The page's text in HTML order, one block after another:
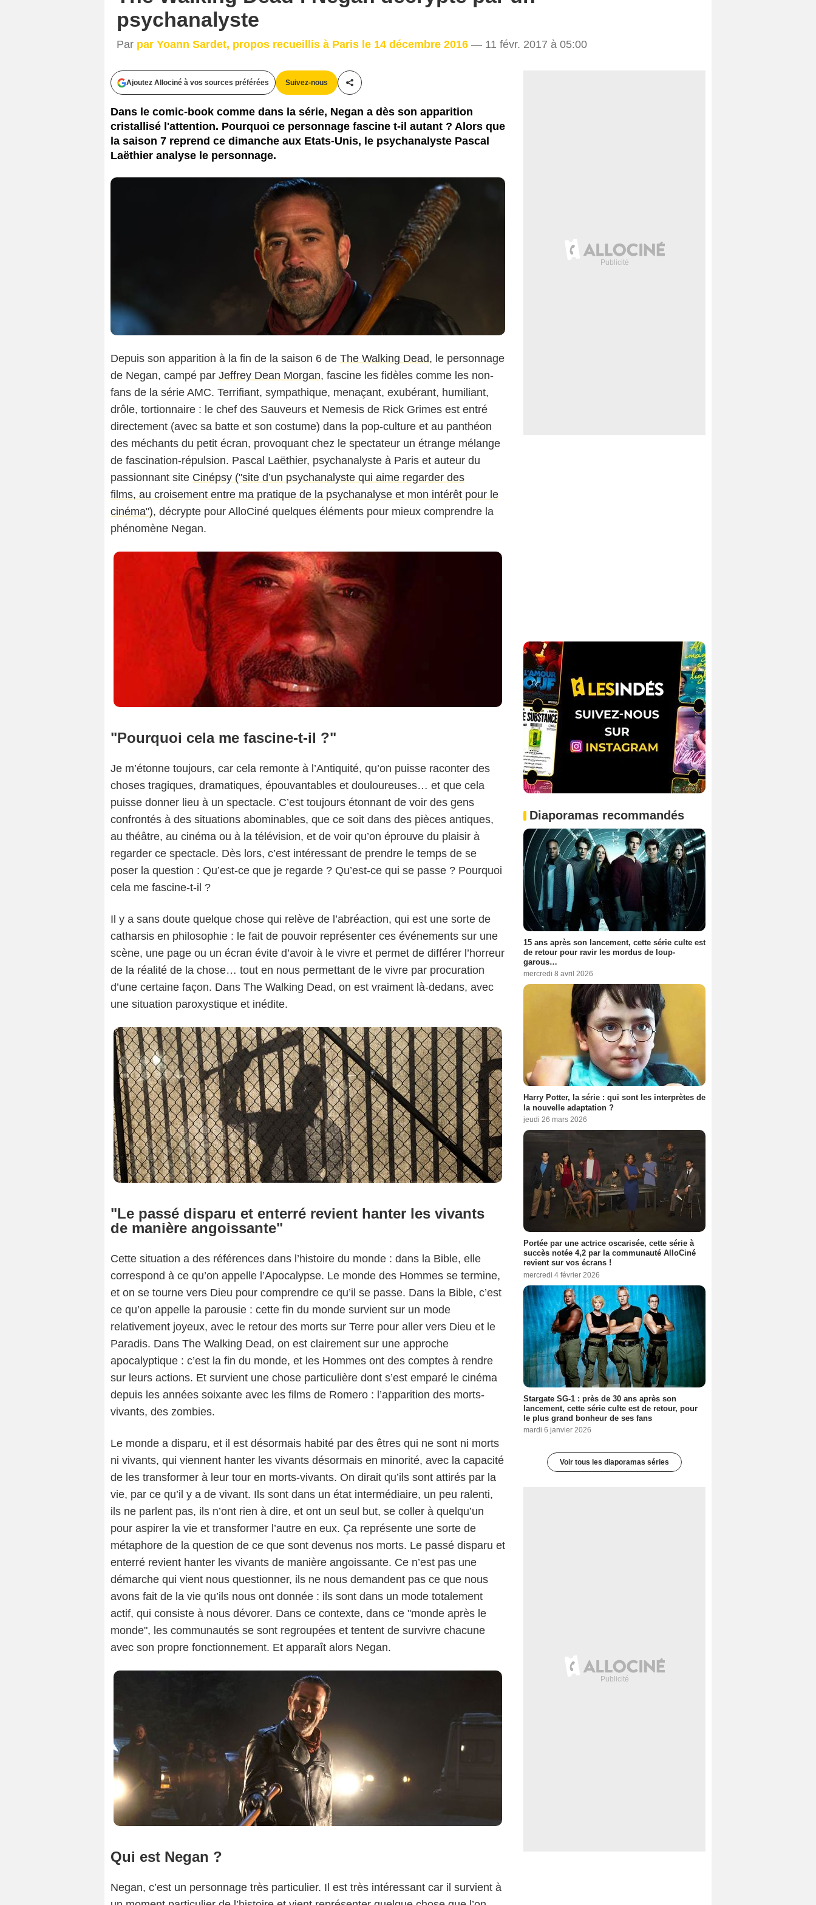
psychanalyste
Par par Yoann Sardet, propos recueillis à Paris le 14 décembre 2016 — 11 févr. 2017 à 05:00
Ajoutez Allociné à vos sources préférées Suivez-nous
Partager cet article
Dans le comic-book comme dans la série, Negan a dès son apparition
cristallisé l'attention. Pourquoi ce personnage fascine t-il autant ? Alors que
la saison 7 reprend ce dimanche aux Etats-Unis, le psychanalyste Pascal
Laëthier analyse le personnage.
Depuis son apparition à la fin de la saison 6 de The Walking Dead, le personnage
de Negan, campé par Jeffrey Dean Morgan, fascine les fidèles comme les non-
fans de la série AMC. Terrifiant, sympathique, menaçant, exubérant, humiliant,
drôle, tortionnaire : le chef des Sauveurs et Nemesis de Rick Grimes est entré
directement (avec sa batte et son costume) dans la pop-culture et au panthéon
des méchants du petit écran, provoquant chez le spectateur un étrange mélange
de fascination-répulsion. Pascal Laëthier, psychanalyste à Paris et auteur du
passionnant site Cinépsy ("site d’un psychanalyste qui aime regarder des
films, au croisement entre ma pratique de la psychanalyse et mon intérêt pour le
cinéma"), décrypte pour AlloCiné quelques éléments pour mieux comprendre la
phénomène Negan.
AMC
"Pourquoi cela me fascine-t-il ?"
Je m’étonne toujours, car cela remonte à l’Antiquité, qu’on puisse raconter des
choses tragiques, dramatiques, épouvantables et douloureuses… et que cela
puisse donner lieu à un spectacle. C’est toujours étonnant de voir des gens
confrontés à des situations abominables, que ce soit dans des pièces antiques,
au théâtre, au cinéma ou à la télévision, et de voir qu’on éprouve du plaisir à
regarder ce spectacle. Dès lors, c’est intéressant de prendre le temps de se
poser la question : Qu’est-ce que je regarde ? Qu’est-ce qui se passe ? Pourquoi
cela me fascine-t-il ?
Il y a sans doute quelque chose qui relève de l’abréaction, qui est une sorte de
catharsis en philosophie : le fait de pouvoir représenter ces événements sur une
scène, une page ou un écran évite d’avoir à le vivre et permet de différer l’horreur
de la réalité de la chose… tout en nous permettant de le vivre par procuration
d’une certaine façon. Dans The Walking Dead, on est vraiment là-dedans, avec
une situation paroxystique et inédite.
AMC
"Le passé disparu et enterré revient hanter les vivants
de manière angoissante"
Cette situation a des références dans l’histoire du monde : dans la Bible, elle
correspond à ce qu’on appelle l’Apocalypse. Le monde des Hommes se termine,
et on se tourne vers Dieu pour comprendre ce qu’il se passe. Dans la Bible, c’est
ce qu’on appelle la parousie : cette fin du monde survient sur un mode
relativement joyeux, avec le retour des morts sur Terre pour aller vers Dieu et le
Paradis. Dans The Walking Dead, on est clairement sur une approche
apocalyptique : c’est la fin du monde, et les Hommes ont des comptes à rendre
sur leurs actions. Et survient une chose particulière dont s’est emparé le cinéma
depuis les années soixante avec les films de Romero : l’apparition des morts-
vivants, des zombies.
Le monde a disparu, et il est désormais habité par des êtres qui ne sont ni morts
ni vivants, qui viennent hanter les vivants désormais en minorité, avec la capacité
de les transformer à leur tour en morts-vivants. On dirait qu’ils sont attirés par la
vie, par ce qu’il y a de vivant. Ils sont dans un état intermédiaire, un peu ralenti,
ils ne parlent pas, ils n’ont rien à dire, et ont un seul but, se coller à quelqu’un
pour aspirer la vie et transformer l’autre en eux. Ça représente une sorte de
métaphore de la question de ce que sont devenus nos morts. Le passé disparu et
enterré revient hanter les vivants de manière angoissante. Ce n’est pas une
démarche qui vient nous questionner, ils ne nous demandent pas ce que nous
avons fait de la vie qu’ils nous ont donnée : ils sont dans un mode totalement
actif, qui consiste à nous dévorer. Dans ce contexte, dans ce "monde après le
monde", les communautés se sont regroupées et tentent de survivre chacune
avec son propre fonctionnement. Et apparaît alors Negan.
Qui est Negan ?
Negan, c’est un personnage très particulier. Il est très intéressant car il survient à
Diaporamas recommandés
15 ans après son lancement, cette série culte est
de retour pour ravir les mordus de loup-
garous…
mercredi 8 avril 2026
Harry Potter, la série : qui sont les interprètes de
la nouvelle adaptation ?
jeudi 26 mars 2026
Portée par une actrice oscarisée, cette série à
succès notée 4,2 par la communauté AlloCiné
revient sur vos écrans !
mercredi 4 février 2026
Stargate SG-1 : près de 30 ans après son
lancement, cette série culte est de retour, pour
le plus grand bonheur de ses fans
mardi 6 janvier 2026
Voir tous les diaporamas séries